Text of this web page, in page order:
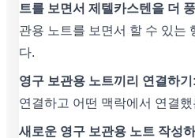
트를 보면서 제텔카스텐을 더
관용 노트를 보면서 할 수 있는
다.
영구 보관용 노트끼리 연결하기:
연결하고 어떤 맥락에서 연결
새로운 영구 보관용 노트 작성